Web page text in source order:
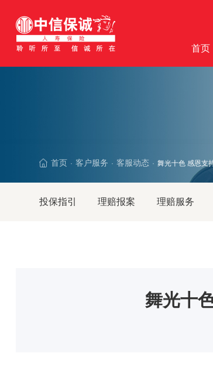
首页
首页 · 客户服务 · 客服动态 · 舞光十色 感恩支
投保指引 理赔报案 理赔服务
舞光十